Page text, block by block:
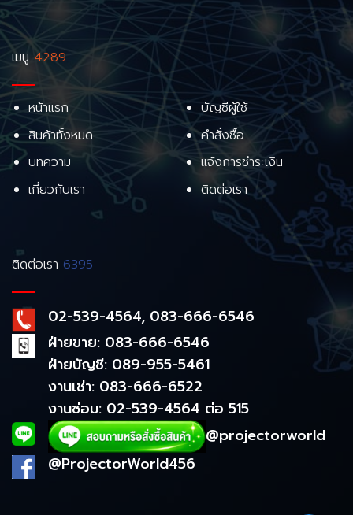
เมนู4289
หน้าแรก
สินค้าทั้งหมด
บทความ
เกี่ยวกับเรา
บัญชีผู้ใช้
คำสั่งซื้อ
แจ้งการชำระเงิน
ติดต่อเรา
ติดต่อเรา 6395
02-539-4564, 083-666-6546
ฝ่ายขาย: 083-666-6546
ฝ่ายบัญชี: 089-955-5461
งานเช่า: 083-666-6522
งานซ่อม: 02-539-4564 ต่อ 515
@projectorworld
@ProjectorWorld456